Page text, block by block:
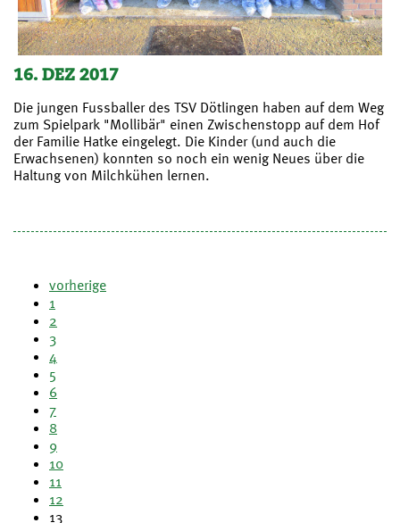
16. DEZ 2017
Die jungen Fussballer des TSV Dötlingen haben auf dem Weg
zum Spielpark "Mollibär" einen Zwischenstopp auf dem Hof
der Familie Hatke eingelegt. Die Kinder (und auch die
Erwachsenen) konnten so noch ein wenig Neues über die
Haltung von Milchkühen lernen.
vorherige
1
2
3
4
5
6
7
8
9
10
11
12
13